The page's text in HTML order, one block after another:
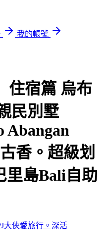
我的帳號
住宿篇 烏布
民別墅
Abangan
香。超級划
里島Bali自助
大俠愛旅行。深活